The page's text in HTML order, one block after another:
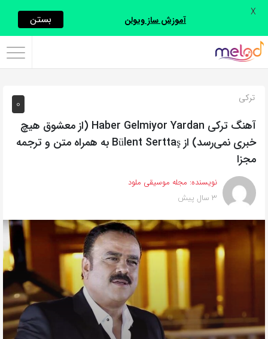
اشتراک
با
از
روش‌های
زیر
می‌توانید
صفحه
را
با
دوستان
0 ترکی
آهنگ ترکی Haber Gelmiyor Yardan (از معشوق هیچ
خبری نمی‌رسد) از Bülent Serttaş به همراه متن و ترجمه
مجزا
نویسنده: مجله موسیقی ملود
3 سال پیش
آموزش ساز ویولن بستن X